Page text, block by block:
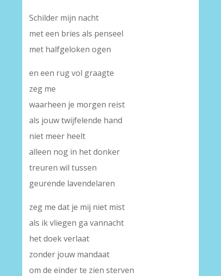
Schilder mijn nacht
met een bries als penseel
met halfgeloken ogen
en een rug vol graagte
zeg me
waarheen je morgen reist
als jouw twijfelende hand
niet meer heelt
alleen nog in het donker
treuren wil tussen
geurende lavendelaren
zeg me dat je mij niet mist
als ik vliegen ga vannacht
het doek verlaat
zonder jouw mandaat
om de einder te zien sterven